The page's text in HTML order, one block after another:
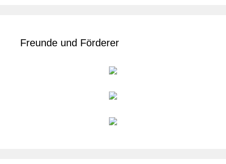
Freunde und Förderer